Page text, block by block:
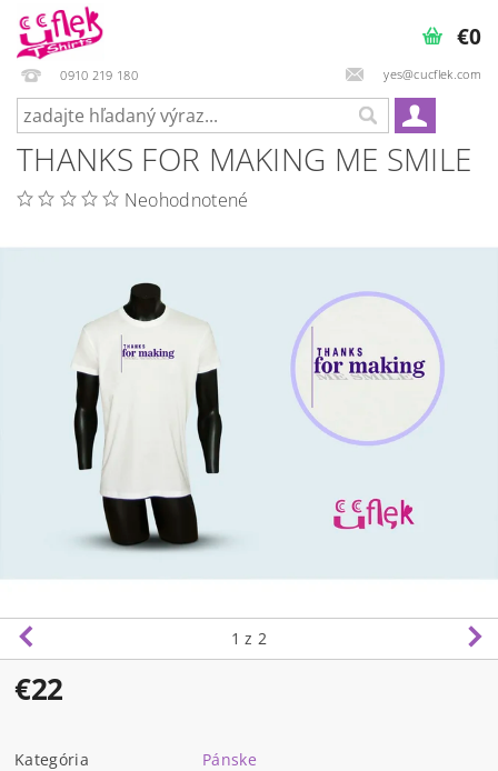
0910 219 180 yes@cucflek.com
€0
THANKS FOR MAKING ME SMILE
Neohodnotené
1 z 2
€22
Kategória
Pánske